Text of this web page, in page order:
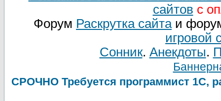
сайтов с
Форум Раскрутка сайтаи
игровой
Сонник. Анекдоты.
СРОЧНО Требуется программист 1С,